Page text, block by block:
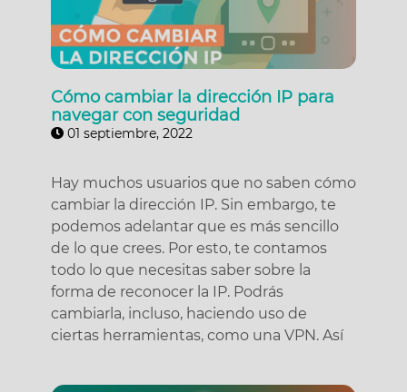
Cómo cambiar la dirección IP para
navegar con seguridad
01 septiembre, 2022
Hay muchos usuarios que no saben cómo
cambiar la dirección IP. Sin embargo, te
podemos adelantar que es más sencillo
de lo que crees. Por esto, te contamos
todo lo que necesitas saber sobre la
forma de reconocer la IP. Podrás
cambiarla, incluso, haciendo uso de
ciertas herramientas, como una VPN. Así